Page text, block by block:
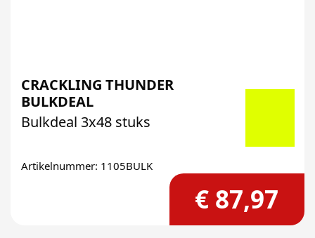
CRACKLING THUNDER
BULKDEAL
Bulkdeal 3x48 stuks
Artikelnummer: 1105BULK
€ 87,97